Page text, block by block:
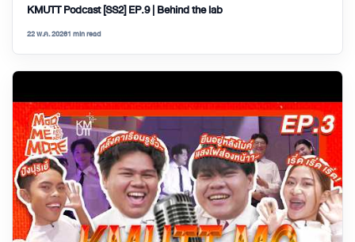
KMUTT Podcast [SS2] EP.9 | Behind the lab
22 พ.ค. 20261 min read